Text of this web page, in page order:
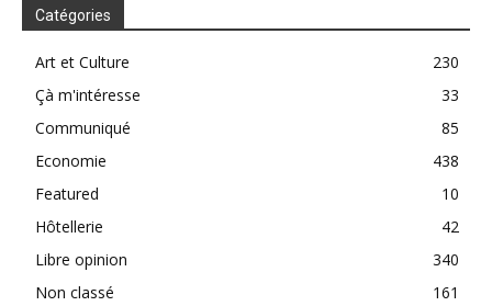
Catégories
Art et Culture
230
Çà m'intéresse
33
Communiqué
85
Economie
438
Featured
10
Hôtellerie
42
Libre opinion
340
Non classé
161